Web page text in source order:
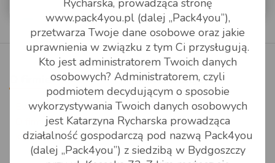
Możesz na nas liczyć
Jak to działa?
Wysyłka do Anglii
Artykuły pomocnicze
Przesyłki poza unię europejską
KONTAKT
Kontakt
Zapytanie o cenę
Formularz zlecenia
niestandardowego
O firmie
Blog
O firmie
Kontakt
Informacje
Współpraca
Rycharska, prowadząca stronę
www.pack4you.pl (dalej „Pack4you”),
przetwarza Twoje dane osobowe oraz jakie
uprawnienia w związku z tym Ci przysługują.
Kto jest administratorem Twoich danych
osobowych? Administratorem, czyli
podmiotem decydującym o sposobie
wykorzystywania Twoich danych osobowych
jest Katarzyna Rycharska prowadząca
działalność gospodarczą pod nazwą Pack4you
(dalej „Pack4you”) z siedzibą w Bydgoszczy